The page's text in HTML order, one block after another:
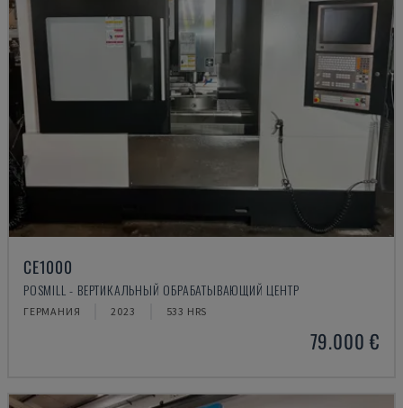
CE1000
POSMILL - ВЕРТИКАЛЬНЫЙ ОБРАБАТЫВАЮЩИЙ ЦЕНТР
ГЕРМАНИЯ 2023 533 HRS
79.000 €